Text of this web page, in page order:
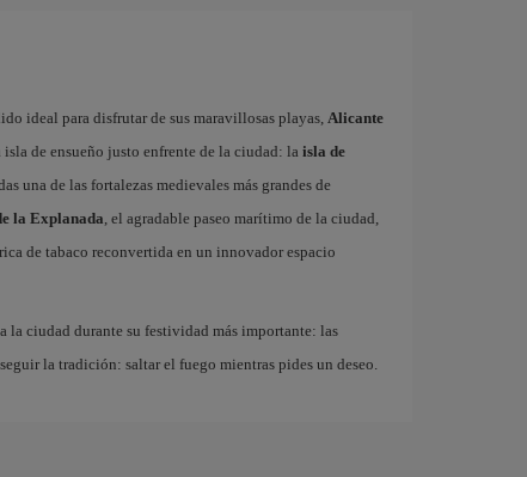
ideal para disfrutar de sus maravillosas playas,Alicante
isla de ensueño justo enfrente de la ciudad: la isla de
una de las fortalezas medievales más grandes de
la Explanada, el agradable paseo marítimo de la ciudad,
de tabaco reconvertida en un innovador espacio
la ciudad durante su festividad más importante: las
la tradición: saltar el fuego mientras pides un deseo.